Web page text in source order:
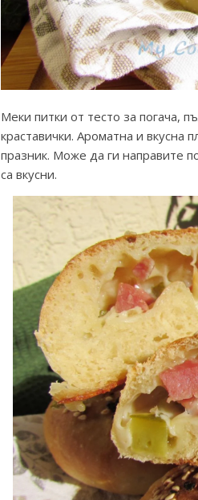
Меки питки от тесто за погача,
краставички. Ароматна и вкусна
празник. Може да ги направите
са вкусни.